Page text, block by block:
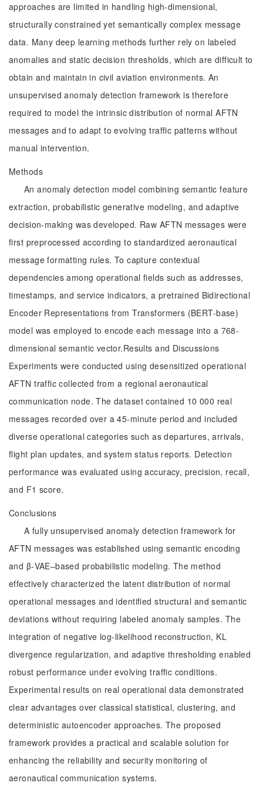
approaches are limited in handling high-dimensional,
structurally constrained yet semantically complex message
data. Many deep learning methods further rely on labeled
anomalies and static decision thresholds, which are difficult to
obtain and maintain in civil aviation environments. An
unsupervised anomaly detection framework is therefore
required to model the intrinsic distribution of normal AFTN
messages and to adapt to evolving traffic patterns without
manual intervention.
Methods
An anomaly detection model combining semantic feature
extraction, probabilistic generative modeling, and adaptive
decision-making was developed. Raw AFTN messages were
first preprocessed according to standardized aeronautical
message formatting rules. To capture contextual
dependencies among operational fields such as addresses,
timestamps, and service indicators, a pretrained Bidirectional
Encoder Representations from Transformers (BERT-base)
model was employed to encode each message into a 768-
dimensional semantic vector.Results and Discussions
Experiments were conducted using desensitized operational
AFTN traffic collected from a regional aeronautical
communication node. The dataset contained 10 000 real
messages recorded over a 45-minute period and included
diverse operational categories such as departures, arrivals,
flight plan updates, and system status reports. Detection
performance was evaluated using accuracy, precision, recall,
and F1 score.
Conclusions
A fully unsupervised anomaly detection framework for
AFTN messages was established using semantic encoding
and β-VAE–based probabilistic modeling. The method
effectively characterized the latent distribution of normal
operational messages and identified structural and semantic
deviations without requiring labeled anomaly samples. The
integration of negative log-likelihood reconstruction, KL
divergence regularization, and adaptive thresholding enabled
robust performance under evolving traffic conditions.
Experimental results on real operational data demonstrated
clear advantages over classical statistical, clustering, and
deterministic autoencoder approaches. The proposed
framework provides a practical and scalable solution for
enhancing the reliability and security monitoring of
aeronautical communication systems.